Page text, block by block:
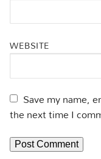
WEBSITE
Save my name,
the next time I